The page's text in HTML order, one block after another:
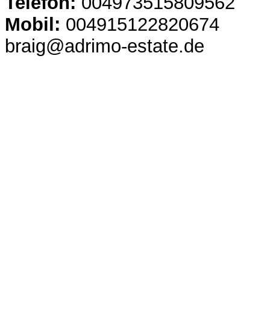
Mobil: 004915122820674
braig@adrimo-estate.de